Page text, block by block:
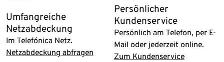
Umfangreiche
Netzabdeckung
Im Telefónica Netz.
Netzabdeckung abfragen
Persönlicher
Kundenservice
Persönlich am Telefon, per E-
Mail oder jederzeit online.
Zum Kundenservice